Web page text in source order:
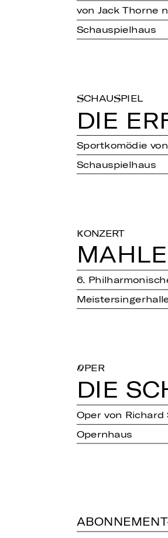
von Jack Thorne
Schauspielhaus
SCHAUSPIEL
DIE
Sportkomödie
Schauspielhaus
KONZERT
6.
OPER
DIE
Oper von Richard
Opernhaus